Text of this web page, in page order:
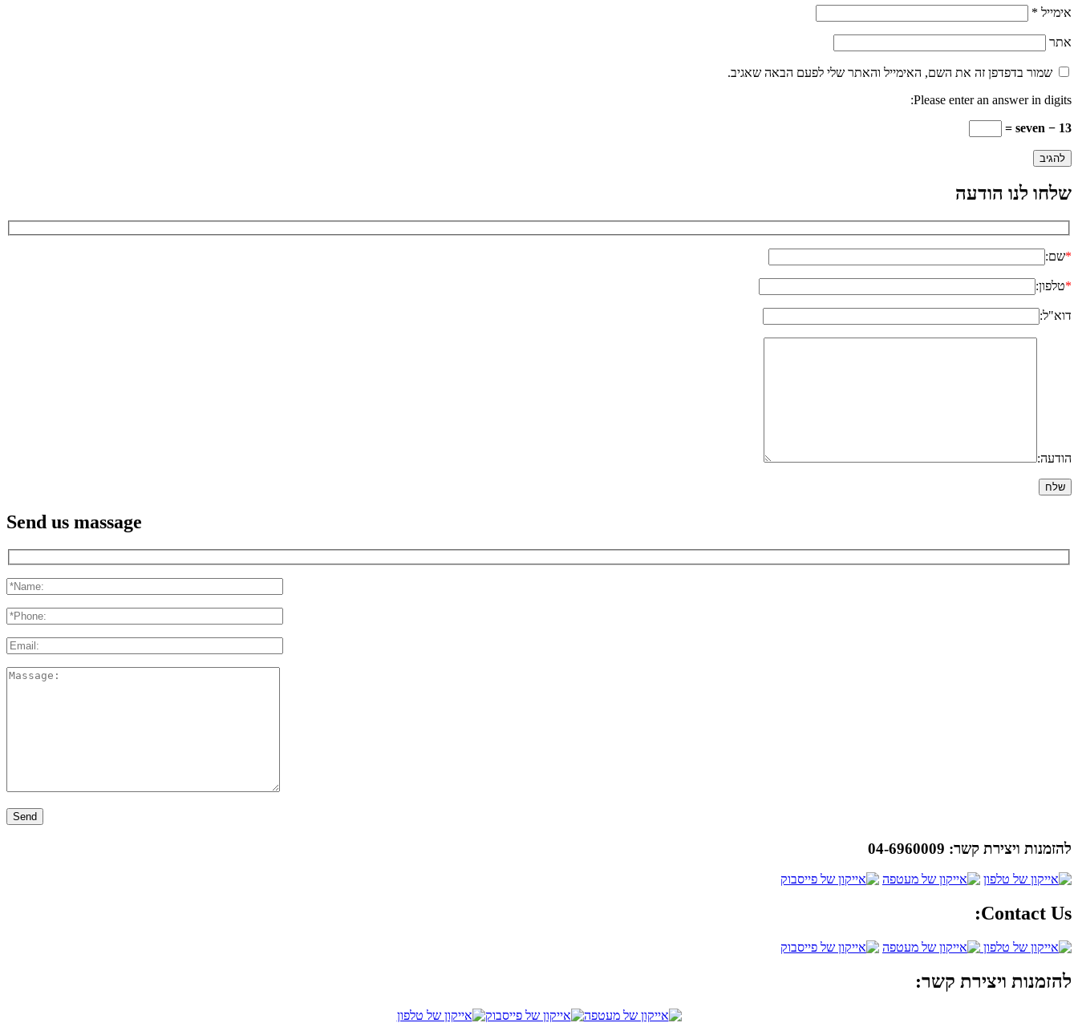
אימייל *
אתר
שמור בדפדפן זה את השם, האימייל והאתר שלי לפעם הבאה שאגיב.
Please enter an answer in digits:
13 − seven =
שלחו לנו הודעה
*שם:
*טלפון:
דוא"ל:
הודעה:
Send us massage
להזמנות ויצירת קשר:
Contact Us:
להזמנות ויצירת קשר: